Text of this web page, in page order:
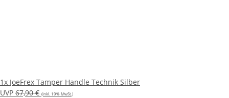
1x JoeFrex Tamper Handle Technik Silber
UVP 67,90 € (inkl. 19% MwSt.)